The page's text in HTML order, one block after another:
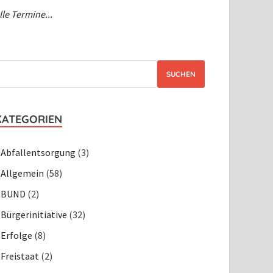
Termine...
SUCHEN
Abfallentsorgung (3)
Allgemein (58)
BUND (2)
Bürgerinitiative (32)
Erfolge (8)
Freistaat (2)